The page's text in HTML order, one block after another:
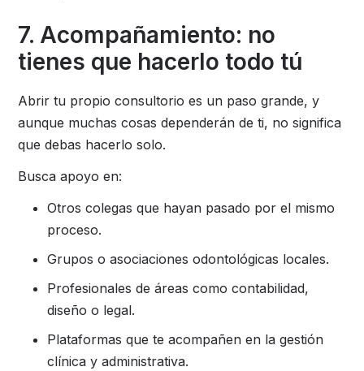
7. Acompañamiento: no
tienes que hacerlo todo tú
Abrir tu propio consultorio es un paso grande, y
aunque muchas cosas dependerán de ti, no significa
que debas hacerlo solo.
Busca apoyo en:
Otros colegas que hayan pasado por el mismo
proceso.
Grupos o asociaciones odontológicas locales.
Profesionales de áreas como contabilidad,
diseño o legal.
Plataformas que te acompañen en la gestión
clínica y administrativa.